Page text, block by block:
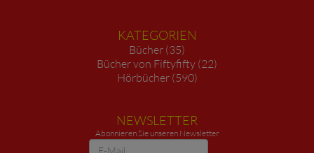
KATEGORIEN
Bücher (35)
Bücher von Fiftyfifty (22)
Hörbücher (590)
NEWSLETTER
Abonnieren Sie unseren Newsletter
Newsletter